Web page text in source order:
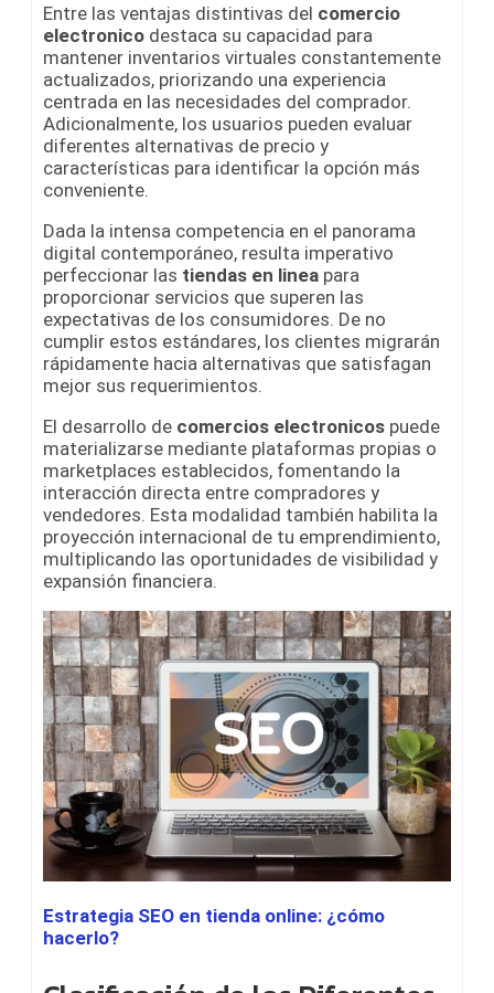
Entre las ventajas distintivas del comercio
electronico destaca su capacidad para
mantener inventarios virtuales constantemente
actualizados, priorizando una experiencia
centrada en las necesidades del comprador.
Adicionalmente, los usuarios pueden evaluar
diferentes alternativas de precio y
características para identificar la opción más
conveniente.
Dada la intensa competencia en el panorama
digital contemporáneo, resulta imperativo
perfeccionar las tiendas en linea para
proporcionar servicios que superen las
expectativas de los consumidores. De no
cumplir estos estándares, los clientes migrarán
rápidamente hacia alternativas que satisfagan
mejor sus requerimientos.
El desarrollo de comercios electronicos puede
materializarse mediante plataformas propias o
marketplaces establecidos, fomentando la
interacción directa entre compradores y
vendedores. Esta modalidad también habilita la
proyección internacional de tu emprendimiento,
multiplicando las oportunidades de visibilidad y
expansión financiera.
Estrategia SEO en tienda online: ¿cómo
hacerlo?